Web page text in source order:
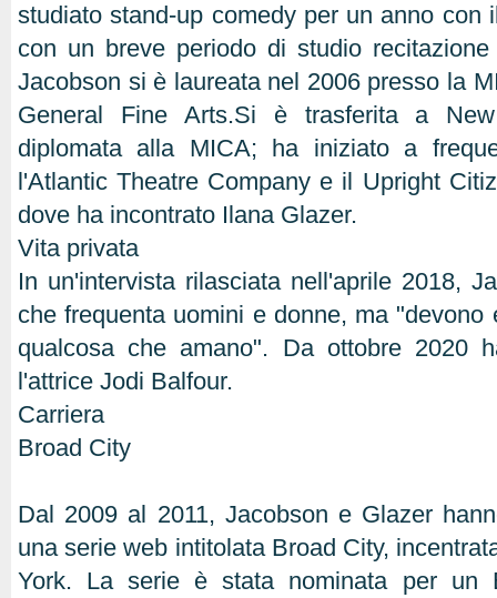
studiato stand-up comedy per un anno con
con un breve periodo di studio
Jacobson si è laureata nel 2006 presso la
General Fine Arts.Si è trasferita a
diplomata alla MICA; ha iniziato a
l'Atlantic Theatre Company e il Upright
dove ha incontrato Ilana Glazer.
Vita privata
In un'intervista rilasciata nell'aprile 2018,
che frequenta uomini e donne, ma "devono
qualcosa che amano". Da ottobre 2020
l'attrice Jodi Balfour.
Carriera
Broad City
Dal 2009 al 2011, Jacobson e Glazer
una serie web intitolata Broad City,
York. La serie è stata nominata per un